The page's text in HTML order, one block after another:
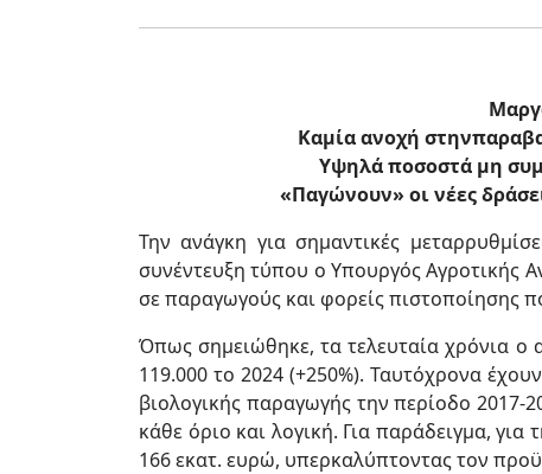
Καμία ανοχή στην
Υψηλά ποσοστά μη
«Παγώνουν» οι νέες
Την ανάγκη για σημαντικές
συνέντευξη τύπου ο Υπουργός Αγροτικής
σε παραγωγούς και φορείς πιστοποίησης
Όπως σημειώθηκε, τα τελευταία χρόνια
119.000 το 2024 (+250%). Ταυτόχρονα
βιολογικής παραγωγής την περίοδο 2017-
κάθε όριο και λογική. Για παράδειγμα,
166 εκατ. ευρώ, υπερκαλύπτοντας τον